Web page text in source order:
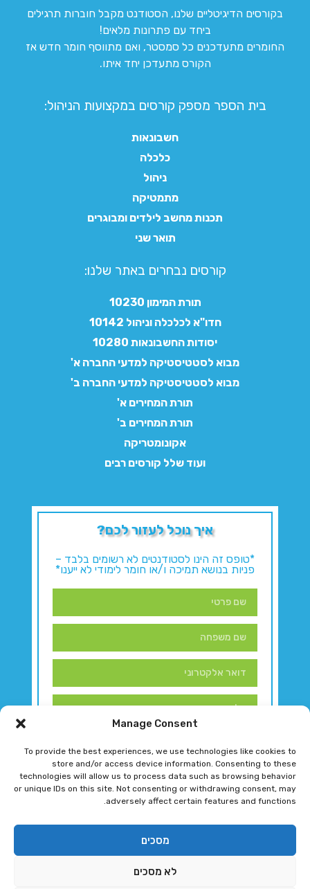
Manage Consent
To provide the best experiences, we use technologies like cookies to
store and/or access device information. Consenting to these
technologies will allow us to process data such as browsing behavior
or unique IDs on this site. Not consenting or withdrawing consent, may
adversely affect certain features and functions.
מסכים
לא מסכים
בקורסים הדיגיטליים שלנו, הסטודנט מקבל חוברות תרגילים
ביחד עם פתרונות מלאים!
החומרים מתעדכנים כל סמסטר, ואם מתווסף חומר חדש אז
הקורס מתעדכן יחד איתו.
בית הספר מספק קורסים במקצועות הניהול:
חשבונאות
כלכלה
ניהול
מתמטיקה
תכנות מחשב לילדים ומבוגרים
תואר שני
קורסים נבחרים באתר שלנו:​
תורת המימון 10230
חדו"א לכלכלה וניהול 10142
יסודות החשבונאות 10280
מבוא לסטטיסטיקה למדעי החברה א'
מבוא לסטטיסטיקה למדעי החברה ב'
תורת המחירים א'
תורת המחירים ב'
אקונומטריקה
ועוד שלל קורסים רבים
איך נוכל לעזור לכם?
*טופס זה הינו לסטודנטים לא רשומים בלבד –
פניות בנושא תמיכה ו/או חומר לימודי לא ייענו*